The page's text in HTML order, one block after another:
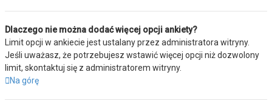
Dlaczego nie można dodać więcej opcji ankiety?
Limit opcji w ankiecie jest ustalany przez administratora witryny.
Jeśli uważasz, że potrzebujesz wstawić więcej opcji niż dozwolony
limit, skontaktuj się z administratorem witryny.
Na górę